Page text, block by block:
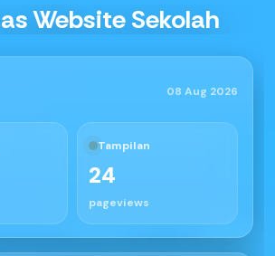
Website Sekolah
08 Aug 2026
Tampilan
24
pageviews